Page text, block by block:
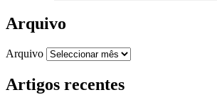
Arquivo
Arquivo
Artigos recentes